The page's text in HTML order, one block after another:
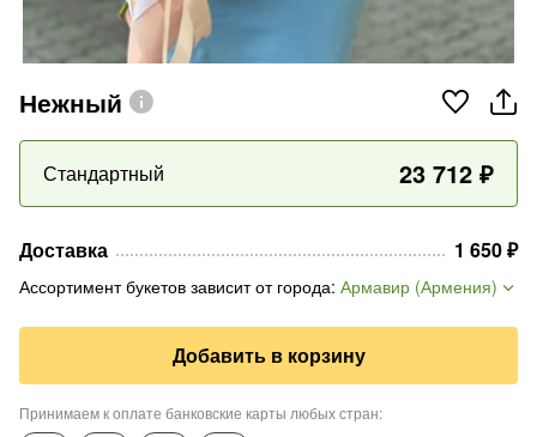
Нежный
Стандартный 23 712 ₽
Доставка 1 650₽
Ассортимент букетов зависит от города: Армавир (Армения)
Добавить в корзину
Принимаем к оплате банковские карты любых стран: